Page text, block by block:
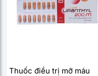
Thuốc điều trị mỡ máu